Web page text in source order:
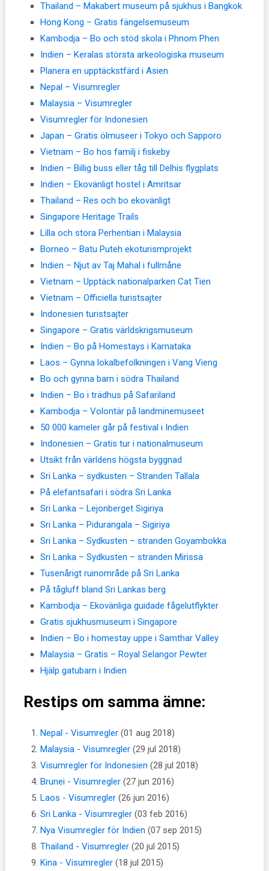
Thailand – Makabert museum på sjukhus i Bangkok
Hong Kong – Gratis fängelsemuseum
Kambodja – Bo och stöd skola i Phnom Phen
Indien – Keralas största arkeologiska museum
Planera en upptäckstfärd i Asien
Nepal – Visumregler
Malaysia – Visumregler
Visumregler för Indonesien
Japan – Gratis ölmuseer i Tokyo och Sapporo
Vietnam – Bo hos familj i fiskeby
Indien – Billig buss eller tåg till Delhis flygplats
Indien – Ekovänligt hostel i Amritsar
Thailand – Res och bo ekovänligt
Singapore Heritage Trails
Lilla och stora Perhentian i Malaysia
Borneo – Batu Puteh ekoturismprojekt
Indien – Njut av Taj Mahal i fullmåne
Vietnam – Upptäck nationalparken Cat Tien
Vietnam – Officiella turistsajter
Indonesien turistsajter
Singapore – Gratis världskrigsmuseum
Indien – Bo på Homestays i Karnataka
Laos – Gynna lokalbefolkningen i Vang Vieng
Bo och gynna barn i södra Thailand
Indien – Bo i trädhus på Safariland
Kambodja – Volontär på landminemuseet
50 000 kameler går på festival i Indien
Indonesien – Gratis tur i nationalmuseum
Utsikt från världens högsta byggnad
Sri Lanka – sydkusten – Stranden Tallala
På elefantsafari i södra Sri Lanka
Sri Lanka – Lejonberget Sigiriya
Sri Lanka – Pidurangala – Sigiriya
Sri Lanka – Sydkusten – stranden Goyambokka
Sri Lanka – Sydkusten – stranden Mirissa
Tusenårigt ruinområde på Sri Lanka
På tågluff bland Sri Lankas berg
Kambodja – Ekovänliga guidade fågelutflykter
Gratis sjukhusmuseum i Singapore
Indien – Bo i homestay uppe i Samthar Valley
Malaysia – Gratis – Royal Selangor Pewter
Hjälp gatubarn i Indien
Restips om samma ämne:
Nepal - Visumregler (01 aug 2018)
Malaysia - Visumregler (29 jul 2018)
Visumregler för Indonesien (28 jul 2018)
Brunei - Visumregler (27 jun 2016)
Laos - Visumregler (26 jun 2016)
Sri Lanka - Visumregler (03 feb 2016)
Nya Visumregler för Indien (07 sep 2015)
Thailand - Visumregler (20 jul 2015)
Kina - Visumregler (18 jul 2015)